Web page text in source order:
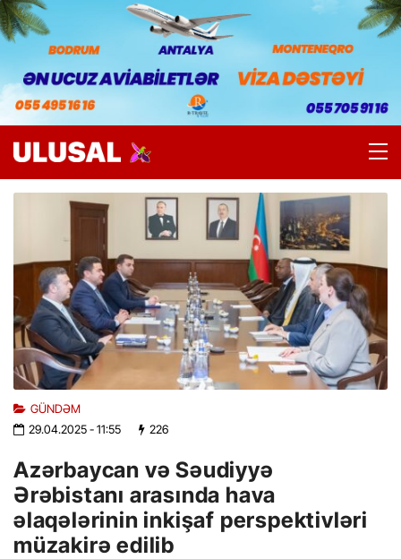
GÜNDƏM
29.04.2025- 11:55 226
Azərbaycan və Səudiyyə
Ərəbistanı arasında hava
əlaqələrinin inkişaf perspektivləri
müzakirə edilib